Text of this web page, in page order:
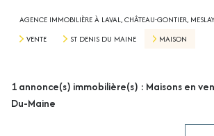
AGENCE IMMOBILIÈRE À LAVAL, CHÂTEAU-GONTIER,
VENTE
ST DENIS DU MAINE MAISON
1annonce(s) immobilière(s) : Maisons en
Du-Maine